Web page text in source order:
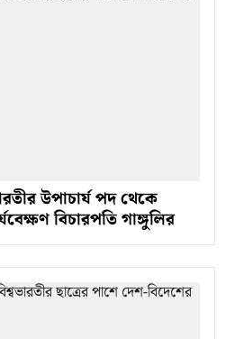
উপাচার্য পদ থেকে
বিচারপতি গাঙ্গুলির